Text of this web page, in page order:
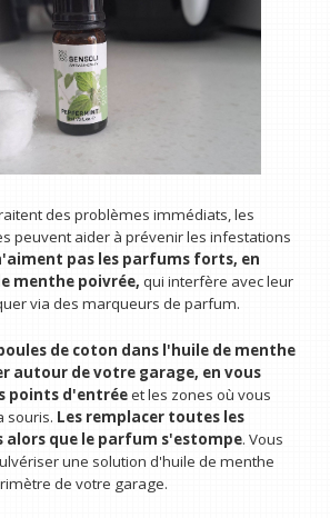
des problèmes immédiats, les
peuvent aider à prévenir les infestations
pas les parfums forts, en
menthe poivrée, qui interfère avec leur
via des marqueurs de parfum.
de coton dans l'huile de menthe
autour de votre garage, en vous
points d'entréeet les zones où vous
souris. Les remplacer toutes les
alors que le parfum s'estompe. Vous
une solution d'huile de menthe
de votre garage.